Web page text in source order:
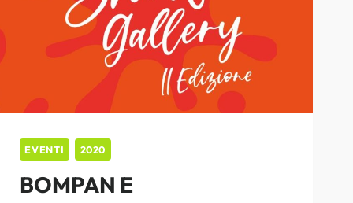
EVENTI 2020
BOMPAN E